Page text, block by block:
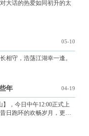
让它成为我们行走三界的
大话的热爱如同初升的太
05-10
相守，浩荡江湖幸一逢。
年 04-19
】，今日中午12:00正式上
日跑环的欢畅岁月，更可